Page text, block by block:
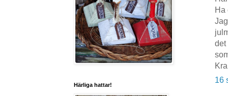
Ha
det
16
Härliga hattar!